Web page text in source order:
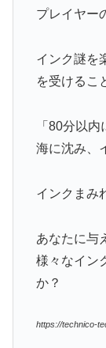
プレイヤー
インク謎を
を受ける
「80分以
海に沈み、
インクまみ
あなたに与
様々なイン
か？
https://technico-